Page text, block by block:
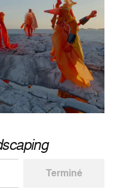
Terminé